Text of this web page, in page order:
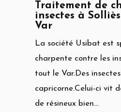
Traitement de
insectes à
Var
La société Usibat est
charpente contre les
tout le Var.Des
capricorne.Celui-ci vit
de résineux bien...